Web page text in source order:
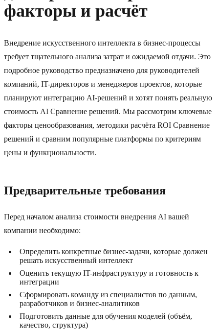
факторы и расчёт
Внедрение искусственного интеллекта в бизнес-процессы
требует тщательного анализа затрат и ожидаемой отдачи. Это
подробное руководство предназначено для руководителей
компаний, IT-директоров и менеджеров проектов, которые
планируют интеграцию AI-решений и хотят понять реальную
стоимость AI Сравнение решений. Мы рассмотрим ключевые
факторы ценообразования, методики расчёта ROI Сравнение
решений и сравним популярные платформы по критериям
цены и функциональности.
Предварительные требования
Перед началом анализа стоимости внедрения AI вашей
компании необходимо:
Определить конкретные бизнес-задачи, которые должен
решать искусственный интеллект
Оценить текущую IT-инфраструктуру и готовность к
интеграции
Сформировать команду из специалистов по данным,
разработчиков и бизнес-аналитиков
Подготовить данные для обучения моделей (объём,
качество, структура)